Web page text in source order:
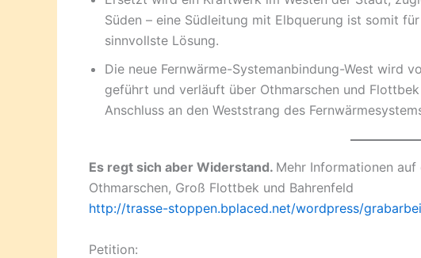
Süden – eine Südleitung mit Elbquerung ist somit
sinnvollste Lösung.
Die neue Fernwärme-Systemanbindung-West wird
geführt und verläuft über Othmarschen und
Anschluss an den Weststrang des
Es regt sich aber Widerstand. Mehr Informationen
Othmarschen, Groß Flottbek und Bahrenfeld
http://trasse-stoppen.bplaced.net/wordpress/
Petition: